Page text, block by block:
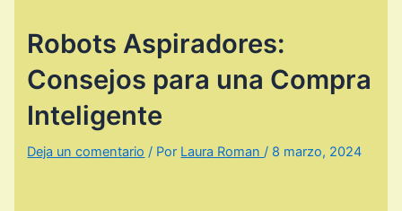
Robots Aspiradores:
Consejos para una Compra
Inteligente
Deja un comentario / Por Laura Roman/ 8 marzo, 2024